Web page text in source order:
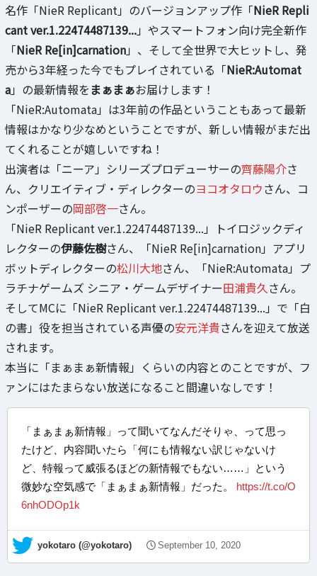
名作「NieR Replicant」のバージョンアップ作「NieR Repli
cant ver.1.22474487139...」やスマートフォン向け完全新作
「NieR Re[in]carnation」、そして全世界で大ヒットし、発
売から3年経った今でもプレイされている「NieR:Automat
a」の最新情報を まぁまぁお届けします！
「NieR:Automata」は3年前の作品ということもあって最新
情報はかなり少なめということですが、新しい情報がまだ出
てくれることが嬉しいですね！
出演者は「ニーア」シリーズプロデューサーの齊藤陽介さ
ん、クリエイティブ・ディレクターのヨコオタロウさん、コ
ンポーザーの岡部啓一さん。
「NieR Replicant ver.1.22474487139...」トイロジックディ
レクターの伊藤佐樹さん、「NieR Re[in]carnation」アプリ
ボットディレクターの松川大地さん、「NieR:Automata」プ
ラチナゲームズ シニア・ゲームデザイナー田浦貴久さん。
そしてMCに「NieR Replicant ver.1.22474487139...」で「白
の書」役を担当されている声優の安元洋貴さんを迎えて放送
されます。
本当に「まぁまぁ新情報」くらいの内容とのことですが、フ
ァンにはたまらない放送になること間違いなしです！
「まぁまぁ新情報」って聞いてなんだそりゃ、って思っ
たけど、内容聞いたら「何にも情報ない訳じゃないけ
ど、特報って威張るほどの新情報でもない……」という
微妙な空気感で「まぁまぁ新情報」だった。 https://t.co/O
6nhODOp1k
— yokotaro (@yokotaro) September 10, 2020